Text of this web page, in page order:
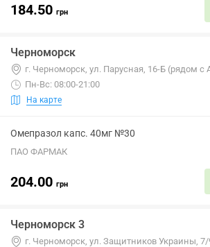
184.50 грн
Черноморск
г. Черноморск, ул. Парусная, 16-Б (рядом с
Пн-Вс: 08:00-21:00
На карте
Омепразол капс. 40мг №30
ПАО ФАРМАК
204.00 грн
Черноморск 3
г. Черноморск, ул. Защитников Украины,